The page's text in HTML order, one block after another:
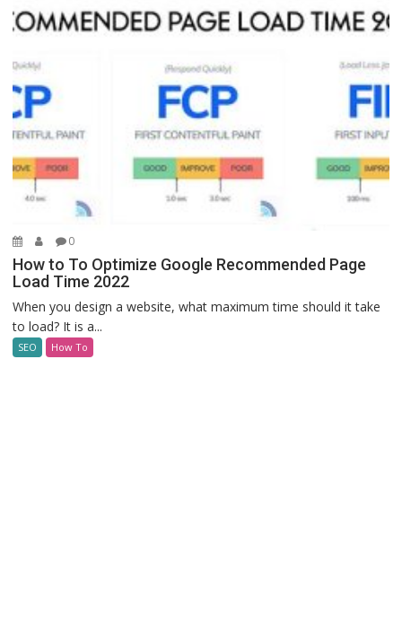
0
How to To Optimize Google Recommended Page
Load Time 2022
When you design a website, what maximum time should it take
to load? It is a...
SEO How To